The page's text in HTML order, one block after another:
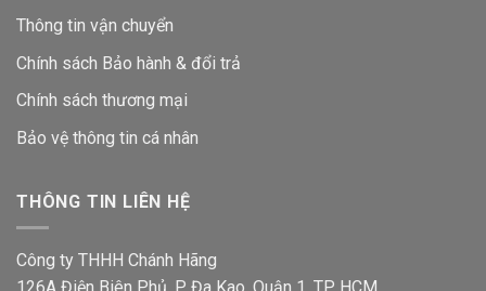
Thông tin vận chuyển
Chính sách Bảo hành & đổi trả
Chính sách thương mại
Bảo vệ thông tin cá nhân
THÔNG TIN LIÊN HỆ
Công ty THHH Chánh Hãng